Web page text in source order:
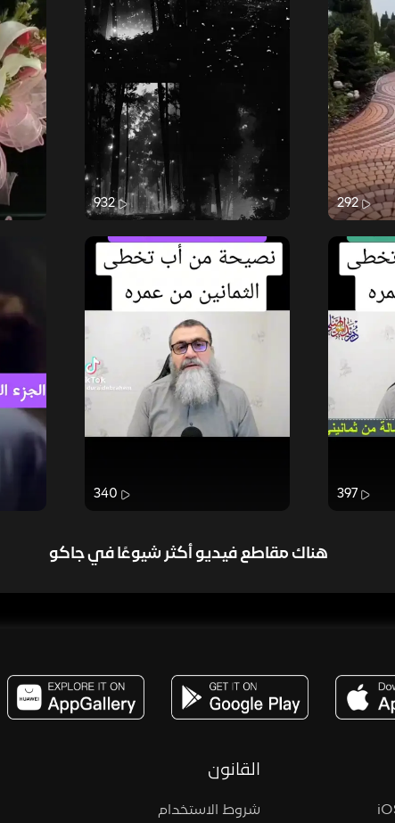
292
932
397
340
هناك مقاطع فيديو أكثر شيوعًا في جاكو
القانون
شروط الاستخدام